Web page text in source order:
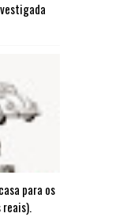
para os